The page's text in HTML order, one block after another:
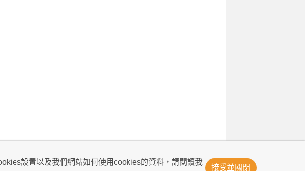
設置以及我們網站如何使用cookies的資料，請閱讀我
接受並關閉
© Now TV Limited 2011-2026 著作權所有